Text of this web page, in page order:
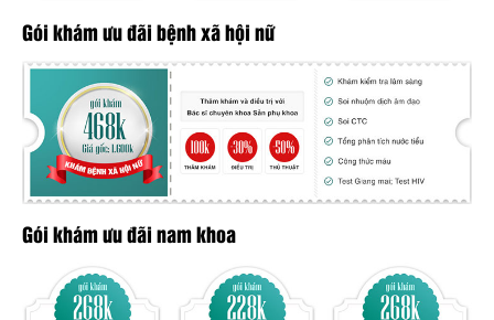
Gói khám ưu đãi bệnh xã hội nữ
Gói khám ưu đãi nam khoa